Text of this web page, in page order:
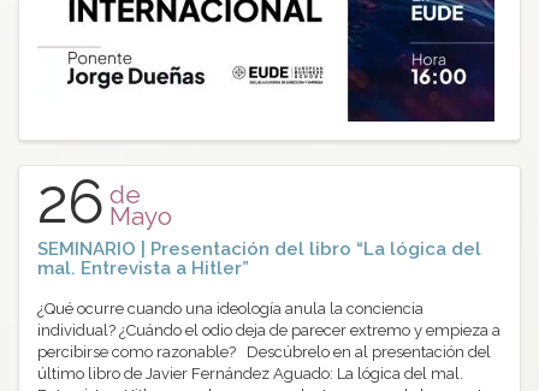
26 de
Mayo
SEMINARIO | Presentación del libro “La lógica del
mal. Entrevista a Hitler”
¿Qué ocurre cuando una ideología anula la conciencia
individual? ¿Cuándo el odio deja de parecer extremo y empieza a
percibirse como razonable? Descúbrelo en al presentación del
último libro de Javier Fernández Aguado: La lógica del mal.